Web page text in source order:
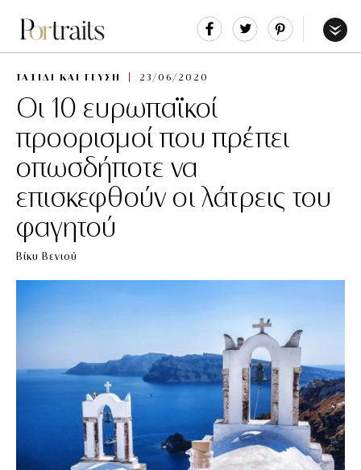
Share Tweet
ΤΑΞΙΔΙ ΚΑΙ ΓΕΥΣΗ 23/06/2020
Οι 10 ευρωπαϊκοί
προορισμοί που πρέπει
οπωσδήποτε να
επισκεφθούν οι λάτρεις του
φαγητού
Βίκυ Βενιού